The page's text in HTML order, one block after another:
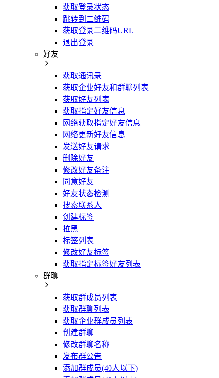
获取登录状态
跳转到二维码
获取登录二维码URL
退出登录
好友
获取通讯录
获取企业好友和群聊列表
获取好友列表
获取指定好友信息
网络获取指定好友信息
网络更新好友信息
发送好友请求
删除好友
修改好友备注
同意好友
好友状态检测
搜索联系人
创建标签
拉黑
标签列表
修改好友标签
获取指定标签好友列表
群聊
获取群成员列表
获取群聊列表
获取企业群成员列表
创建群聊
修改群聊名称
发布群公告
添加群成员(40人以下)